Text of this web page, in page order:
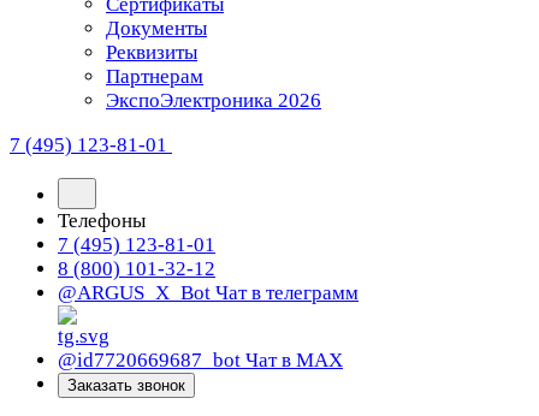
Документы
Реквизиты
Партнерам
ЭкспоЭлектроника 2026
7 (495) 123-81-01
Телефоны
7 (495) 123-81-01
8 (800) 101-32-12
@ARGUS_X_Bot Чат в телеграмм
@id7720669687_bot Чат в МАХ
Заказать звонок